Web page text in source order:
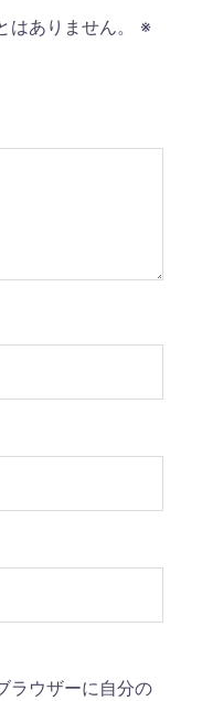
ありません。
※
ラウザーに自分の